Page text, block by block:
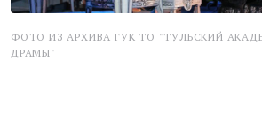
ФОТО ИЗ АРХИВА ГУК ТО "ТУЛЬСКИЙ
ДРАМЫ"